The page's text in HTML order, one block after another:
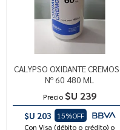
CALYPSO OXIDANTE
Nº 60 480 ML
Precio $U 239
$U 203
15%OFF
Con Visa (débito o crédito) o